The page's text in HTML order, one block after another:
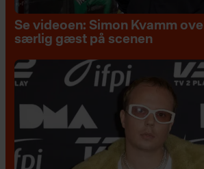
Se videoen: Simon Kvamm
særlig gæst på scenen